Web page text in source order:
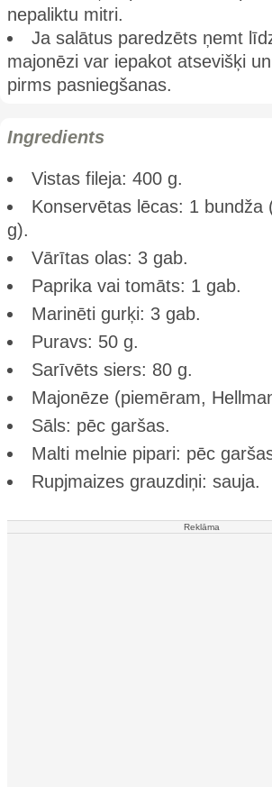
nepaliktu mitri.
Ja salātus paredzēts ņemt
majonēzi var iepakot atsevišķi
pirms pasniegšanas.
Ingredients
Vistas fileja: 400 g.
Konservētas lēcas: 1 bundža
g).
Vārītas olas: 3 gab.
Paprika vai tomāts: 1 gab.
Marinēti gurķi: 3 gab.
Puravs: 50 g.
Sarīvēts siers: 80 g.
Majonēze (piemēram,
Sāls: pēc garšas.
Malti melnie pipari: pēc
Rupjmaizes grauzdiņi: sauja.
Reklāma